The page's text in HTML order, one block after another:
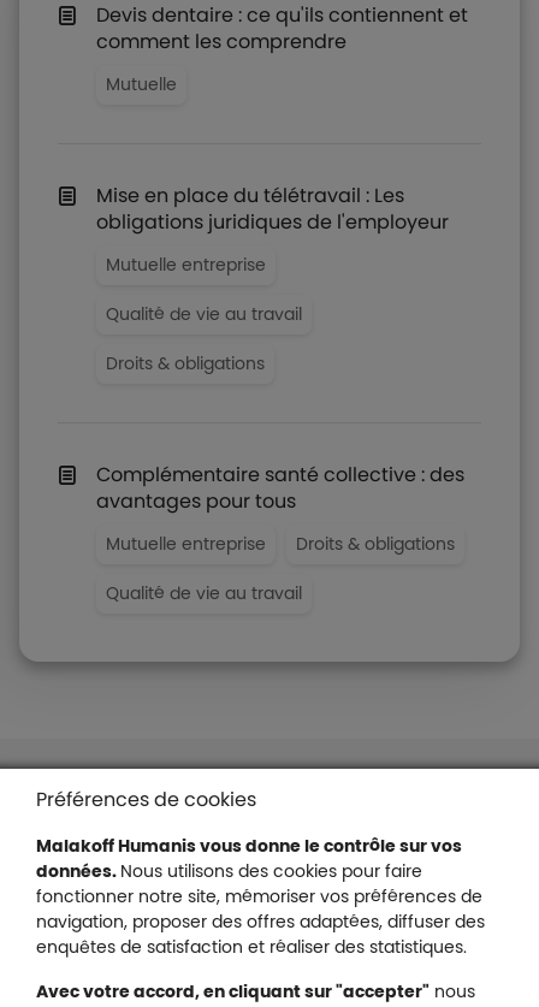
Devis dentaire : ce qu'ils contiennent et
comment les comprendre
Mutuelle
Mise en place du télétravail : Les
obligations juridiques de l'employeur
Mutuelle entreprise
Qualité de vie au travail
Droits & obligations
Complémentaire santé collective : des
avantages pour tous
Mutuelle entreprise Droits & obligations
Qualité de vie au travail
Liens en bas de page
Accessibilité : partiellement conforme
Protection des données
Nous contacter
Plan du site
Gestion des cookies
Préférences de cookies
Malakoff Humanis vous donne le contrôle sur vos
données. Nous utilisons des cookies pour faire
fonctionner notre site, mémoriser vos préférences de
navigation, proposer des offres adaptées, diffuser des
enquêtes de satisfaction et réaliser des statistiques.
Avec votre accord, en cliquant sur "accepter" nous